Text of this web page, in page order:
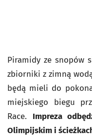
Piramidy ze snopów
zbiorniki z zimną
będą mieli do
miejskiego biegu
Race. Impreza
Olimpijskim i